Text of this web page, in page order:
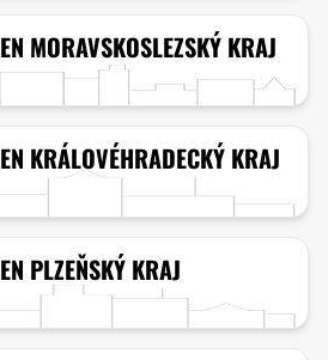
EN MORAVSKOSLEZSKÝ KRAJ
EN KRÁLOVÉHRADECKÝ KRAJ
EN PLZEŇSKÝ KRAJ